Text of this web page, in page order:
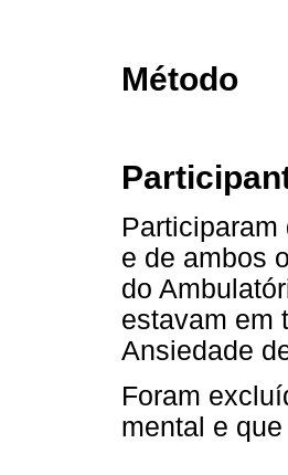
Método
e de ambos
do
estavam em
Ansiedade
Foram
mental e